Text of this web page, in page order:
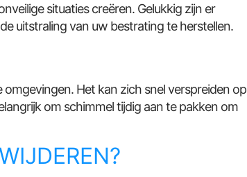
situaties creëren. Gelukkig zijn er
uitstraling van uw bestrating te herstellen.
Het kan zich snel verspreiden op
om schimmel tijdig aan te pakken om